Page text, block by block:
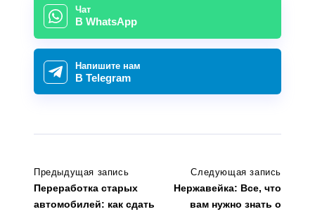
Чат
В WhatsApp
Напишите нам
В Telegram
Предыдущая запись
Переработка старых
автомобилей: как сдать
Следующая запись
Нержавейка: Все, что
вам нужно знать о